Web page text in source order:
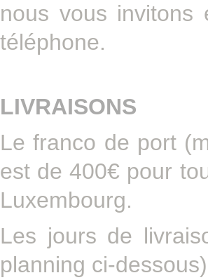
nous vous invitons
téléphone.
LIVRAISONS
Le franco de port
est de 400€ pour
Luxembourg.
Les jours de
planning ci-